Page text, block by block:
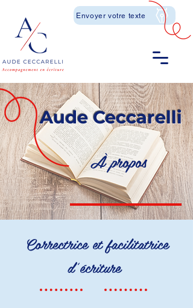
Envoyer votre texte
Aude Ceccarelli
À propos
Correctrice et facilitatrice
d'écriture